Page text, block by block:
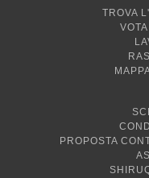
TROVA
PROPOSTA